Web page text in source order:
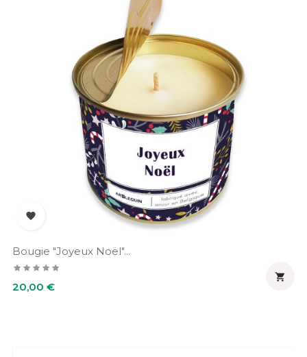

Bougie "Joyeux Noël"...
Prix
20,00 €
